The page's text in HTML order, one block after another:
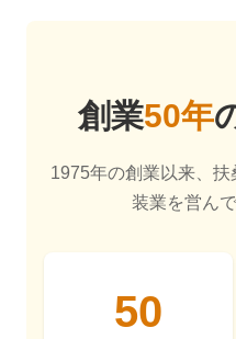
創業50年
1975年の創業以来、
装業を営ん
50